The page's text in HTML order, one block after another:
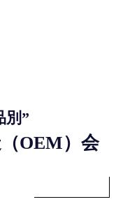
別”
OEM）会